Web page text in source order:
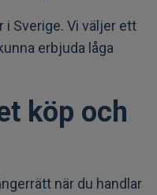
i Sverige. Vi väljer ett
erbjuda låga
köp och
när du handlar